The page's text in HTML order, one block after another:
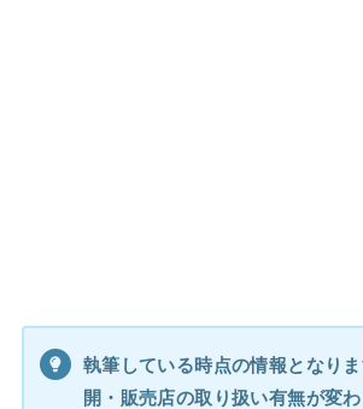
執筆している時点の情報となり
開・販売店の取り扱い有無が変